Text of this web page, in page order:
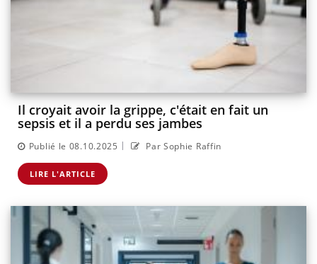
Il croyait avoir la grippe, c'était en fait un
sepsis et il a perdu ses jambes
Publié le 08.10.2025 | Par Sophie Raffin
LIRE L'ARTICLE